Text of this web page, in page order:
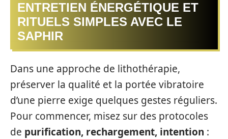
ENTRETIEN ÉNERGÉTIQUE ET
RITUELS SIMPLES AVEC LE
SAPHIR
Dans une approche de lithothérapie,
préserver la qualité et la portée vibratoire
d’une pierre exige quelques gestes réguliers.
Pour commencer, misez sur des protocoles
de purification, rechargement, intention :